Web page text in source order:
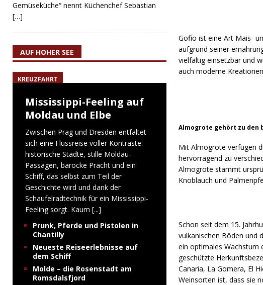
Gofio ist eine Art Mais-
aufgrund seiner
vielfältig einsetzbar und
auch moderne
Almogrote gehört zu den
Mit Almogrote verfügen
hervorragend zu
Almogrote stammt
Knoblauch und
Schon seit dem 15.
vulkanischen Böden und
ein optimales Wachstum
geschützte
Canaria, La Gomera, El
Weinsorten ist, dass sie
Gemüseküche“ nennt Küchenchef Sebastian
[…]
AUF HOHER SEE
KREUZFAHRT
Mississippi-Feeling auf
Moldau und Elbe
Zwischen Prag und Dresden entfaltet
sich eine Flussreise voller Kontraste:
historische Städte, stille Moldau-
Passagen, barocke Pracht und ein
Schiff, das selbst zum Teil der
Geschichte wird und dank der
Schaufelradtechnik für ein Mississippi-
Feeling sorgt. Kaum [...]
Prunk, Pferde und Pistolen in
Chantilly
Neueste Reiseerlebnisse auf
dem Schiff
Molde – die Rosenstadt am
Romsdalsfjord